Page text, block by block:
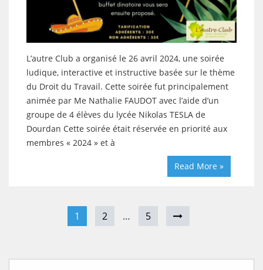
L’autre Club a organisé le 26 avril 2024, une soirée
ludique, interactive et instructive basée sur le thème
du Droit du Travail. Cette soirée fut principalement
animée par Me Nathalie FAUDOT avec l’aide d’un
groupe de 4 élèves du lycée Nikolas TESLA de
Dourdan Cette soirée était réservée en priorité aux
membres « 2024 » et à
Read More »
1 2 … 5